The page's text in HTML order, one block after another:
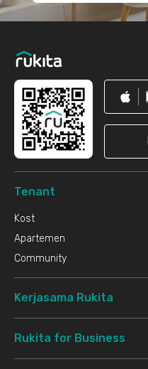
Tenant
Kost
Apartemen
Community
Kerjasama Rukita
Rukita for Business